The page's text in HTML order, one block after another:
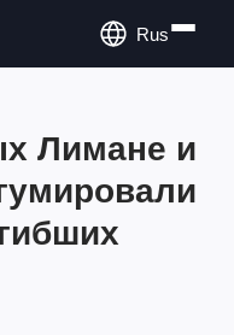
Rus
Лимане и